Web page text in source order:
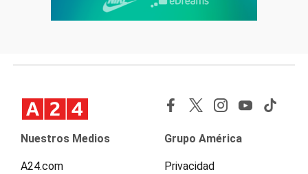
Nuestros Medios
A24.com
Grupo América
Privacidad